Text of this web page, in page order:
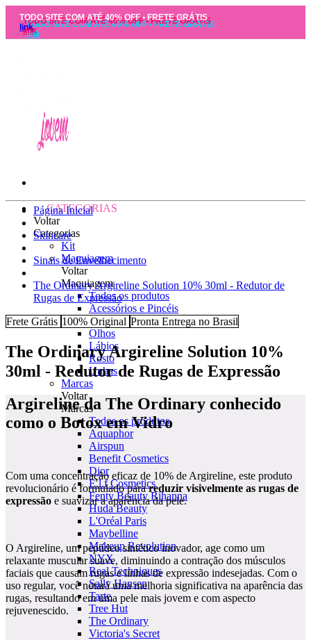
TODO SITE COM ATÉ 40% OFF • FRETE GRÁTIS
link
CATEGORIAS
Voltar
Categorias
Kit
Maquiagem
Voltar
Maquiagem
Todos os produtos
Acessórios e Pincéis
Sobrancelhas
Olhos
Lábios
Rosto
Unhas
Marcas
Voltar
Marcas
Todos os produtos
Aquaphor
Airspun
Benefit Cosmetics
Dior
E.l.f Cosmetics
Fenty Beauty Rihanna
Huda Beauty
L'Oréal Paris
Maybelline
Makeup Revolution
NYX
Real Techniques
Sally Hansen
Tarte
Tree Hut
The Ordinary
Victoria's Secret
Página Inicial
Skincare
Sinais de Envelhecimento
The Ordinary Argireline Solution 10% 30ml - Redutor de
Rugas de Expressão
Frete Grátis 100% Original Pronta Entrega no Brasil
The Ordinary Argireline Solution 10%
30ml - Redutor de Rugas de Expressão
Argireline da The Ordinary conhecido
como o Botox em Vidro
Com uma concentração eficaz de 10% de Argireline, este produto
revolucionário é formulado parareduzir visivelmente as rugas de
expressão e suavizar a aparência da pele.
O Argireline, um peptídeo sintético inovador, age como um
relaxante muscular suave, diminuindo a contração dos músculos
faciais que causam rugas e linhas de expressão indesejadas. Com o
uso regular, você notará uma melhoria significativa na aparência das
rugas, resultando em uma pele mais jovem e com aspecto
rejuvenescido.